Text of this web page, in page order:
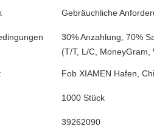
Gebräuchliche
30% Anzahlung, 70%
(T/T, L/C, MoneyGram,
Fob XIAMEN Hafen,
1000 Stück
39262090